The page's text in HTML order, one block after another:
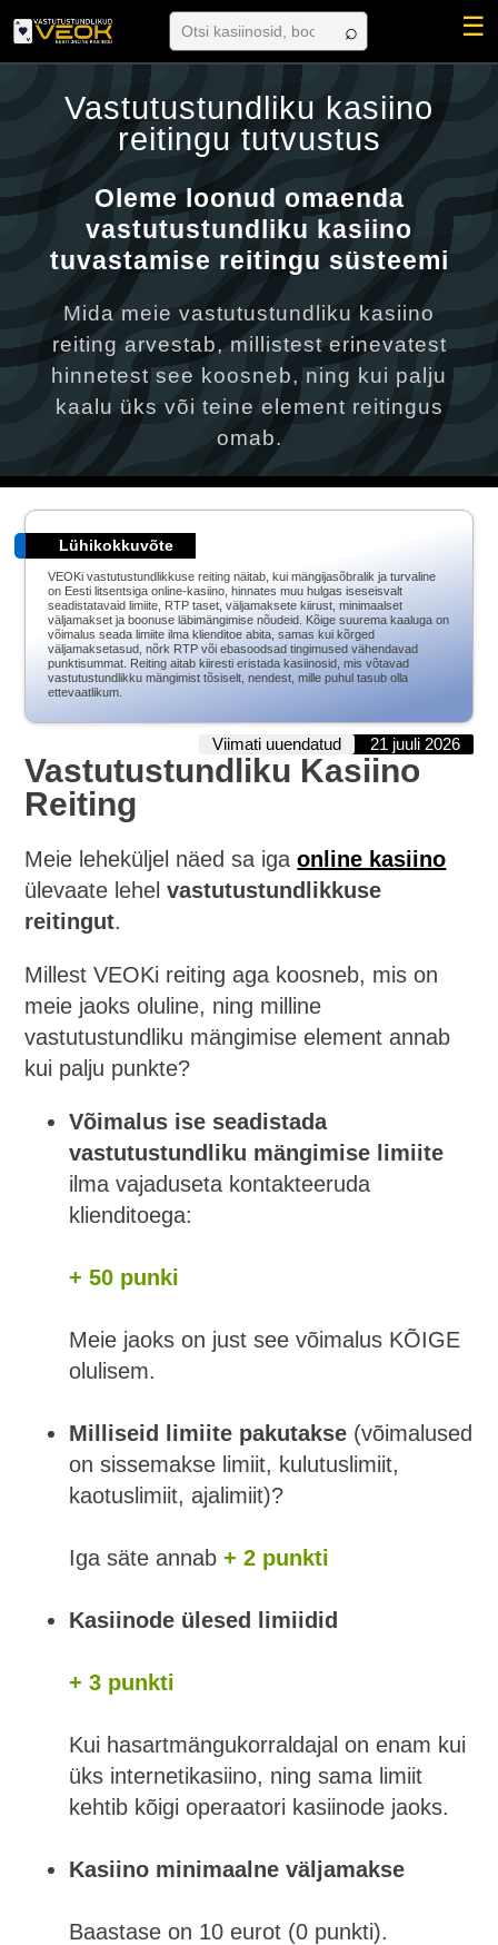
☰
Vastutustundliku kasiino
reitingu tutvustus
Oleme loonud omaenda
vastutustundliku kasiino
tuvastamise reitingu süsteemi
Mida meie vastutustundliku kasiino
reiting arvestab, millistest erinevatest
hinnetest see koosneb, ning kui palju
kaalu üks või teine element reitingus
omab.
Lühikokkuvõte
VEOKi vastutustundlikkuse reiting näitab, kui mängijasõbralik ja turvaline
on Eesti litsentsiga online-kasiino, hinnates muu hulgas iseseisvalt
seadistatavaid limiite, RTP taset, väljamaksete kiirust, minimaalset
väljamakset ja boonuse läbimängimise nõudeid. Kõige suurema kaaluga on
võimalus seada limiite ilma klienditoe abita, samas kui kõrged
väljamaksetasud, nõrk RTP või ebasoodsad tingimused vähendavad
punktisummat. Reiting aitab kiiresti eristada kasiinosid, mis võtavad
vastutustundlikku mängimist tõsiselt, nendest, mille puhul tasub olla
ettevaatlikum.
Viimati uuendatud 21 juuli 2026
Vastutustundliku Kasiino
Reiting
Meie leheküljel näed sa igaonline kasiino
ülevaate lehelvastutustundlikkuse
reitingut.
Millest VEOKi reiting aga koosneb, mis on
meie jaoks oluline, ning milline
vastutustundliku mängimise element annab
kui palju punkte?
Võimalus ise seadistada
vastutustundliku mängimise limiite
ilma vajaduseta kontakteeruda
klienditoega:
+ 50 punki
Meie jaoks on just see võimalus KÕIGE
olulisem.
Milliseid limiite pakutakse (võimalused
on sissemakse limiit, kulutuslimiit,
kaotuslimiit, ajalimiit)?
Iga säte annab+ 2 punkti
Kasiinode ülesed limiidid
+ 3 punkti
Kui hasartmängukorraldajal on enam kui
üks internetikasiino, ning sama limiit
kehtib kõigi operaatori kasiinode jaoks.
Kasiino minimaalne väljamakse
Baastase on 10 eurot (0 punkti).